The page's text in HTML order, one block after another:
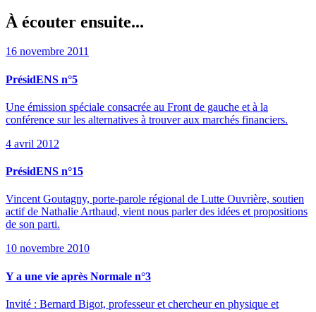
À écouter ensuite...
16 novembre 2011
PrésidENS n°5
Une émission spéciale consacrée au Front de gauche et à la
conférence sur les alternatives à trouver aux marchés financiers.
4 avril 2012
PrésidENS n°15
Vincent Goutagny, porte-parole régional de Lutte Ouvrière, soutien
actif de Nathalie Arthaud, vient nous parler des idées et propositions
de son parti.
10 novembre 2010
Y a une vie après Normale n°3
Invité : Bernard Bigot, professeur et chercheur en physique et